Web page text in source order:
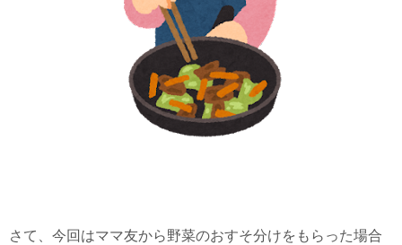
さて、今回はママ友から野菜のおすそ分けをもらった場合